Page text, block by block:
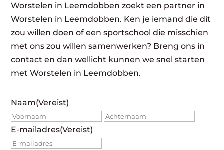
Worstelen in Leemdobben zoekt een partner in
Worstelen in Leemdobben. Ken je iemand die dit
zou willen doen of een sportschool die misschien
met ons zou willen samenwerken? Breng ons in
contact en dan wellicht kunnen we snel starten
met Worstelen in Leemdobben.
Naam(Vereist)
Voornaam
E-mailadres(Vereist)